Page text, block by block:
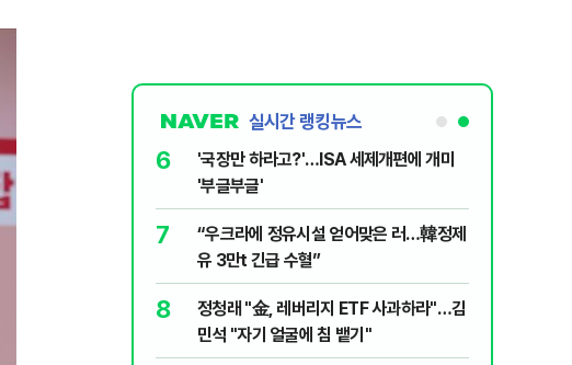
실시간 랭킹뉴스
동 물놀이장서 구렁
피 소동
데"...전문가가 경고한
희대 탄핵' 외치자…與
6
'국장만 하라고?'…ISA 세제개편에 개미
'부글부글'
7
“우크라에 정유시설 얻어맞은 러…韓정제
유 3만t 긴급 수혈”
8
정청래 "金, 레버리지 ETF 사과하라"…김
민석 "자기 얼굴에 침 뱉기"